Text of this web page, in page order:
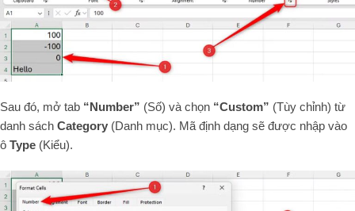
Sau đó, mở tab “Number” (Số) và chọn “Custom” (Tùy chỉnh) từ
danh sách Category (Danh mục). Mã định dạng sẽ được nhập vào
ô Type (Kiểu).